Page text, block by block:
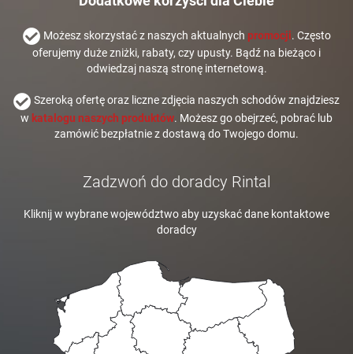
Możesz skorzystać z naszych aktualnych promocji. Często
oferujemy duże zniżki, rabaty, czy upusty. Bądź na bieżąco i
odwiedzaj naszą stronę internetową.
Szeroką ofertę oraz liczne zdjęcia naszych schodów znajdziesz
w katalogu naszych produktów. Możesz go obejrzeć, pobrać lub
zamówić bezpłatnie z dostawą do Twojego domu.
Zadzwoń do doradcy Rintal
Kliknij w wybrane województwo aby uzyskać dane kontaktowe
doradcy